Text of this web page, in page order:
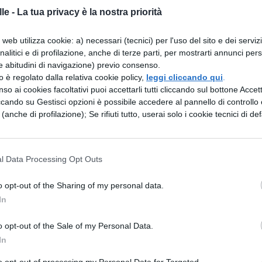
- La tua privacy è la nostra priorità
utilizza cookie: a) necessari (tecnici) per l'uso del sito e dei
e di profilazione, anche di terze parti, per mostrarti annunci
abitudini di navigazione) previo consenso.
è regolato dalla relativa cookie policy, leggi cliccando qui
ai cookies facoltativi puoi accettarli tutti cliccando sul bottone
su Gestisci opzioni è possibile accedere al pannello di controllo
di profilazione); Se rifiuti tutto, userai solo i cookie tecnici di
Data Processing Opt Outs
opt-out of the Sharing of my personal data.
opt-out of the Sale of my Personal Data.
e sociale. Il pensiero filosofico di un autore
sociale, storico, dall'influenza di autori letti o
Per tutti questi motivi è necessario tenere
si capiranno alcuni passaggi del pensiero e
Innanzitutto, è bene leggere tutto
visione generale di tutto: opere scritte,
Una volta letto tutto, si può passare ad
da iniziare ad avere un ordine di idee da